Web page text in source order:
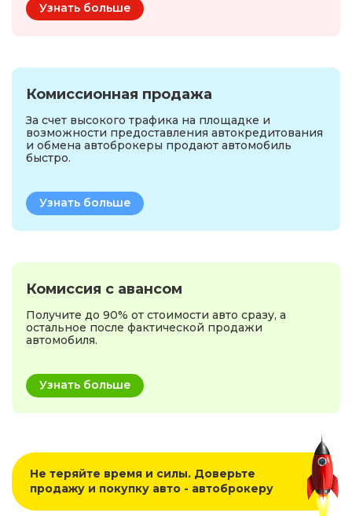
Узнать больше
Комиссионная продажа
За счет высокого трафика на площадке и
возможности предоставления автокредитования
и обмена автоброкеры продают автомобиль
быстро.
Узнать больше
Комиссия с авансом
Получите до 90% от стоимости авто сразу, а
остальное после фактической продажи
автомобиля.
Узнать больше
Не теряйте время и силы. Доверьте
продажу и покупку авто - автоброкеру